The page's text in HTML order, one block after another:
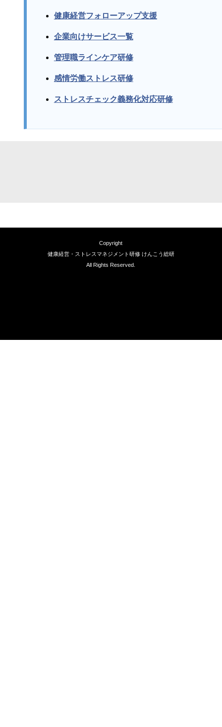
健康経営フォローアップ支援
企業向けサービス一覧
管理職ラインケア研修
感情労働ストレス研修
ストレスチェック義務化対応研修
Copyright
健康経営・ストレスマネジメント研修 けんこう総研
All Rights Reserved.